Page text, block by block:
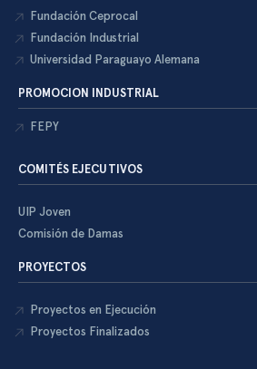
Fundación Ceprocal
Fundación Industrial
Universidad Paraguayo Alemana
PROMOCION INDUSTRIAL
FEPY
COMITÉS EJECUTIVOS
UIP Joven
Comisión de Damas
PROYECTOS
Proyectos en Ejecución
Proyectos Finalizados